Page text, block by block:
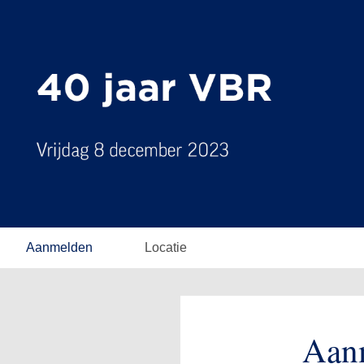
Aanmelden Locatie